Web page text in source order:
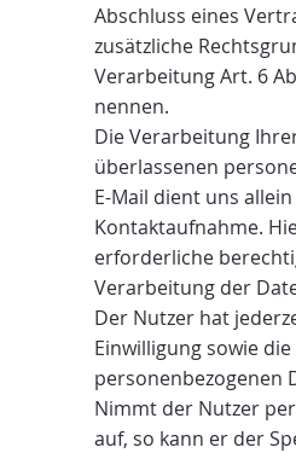
Abschluss eines
zusätzliche
Verarbeitung Art. 6
nennen.
Die Verarbeitung
überlassenen
E-Mail dient uns
Kontaktaufnahme.
erforderliche
Verarbeitung der
Der Nutzer hat
Einwilligung sowie
personenbezogenen
Nimmt der Nutzer
auf, so kann er der